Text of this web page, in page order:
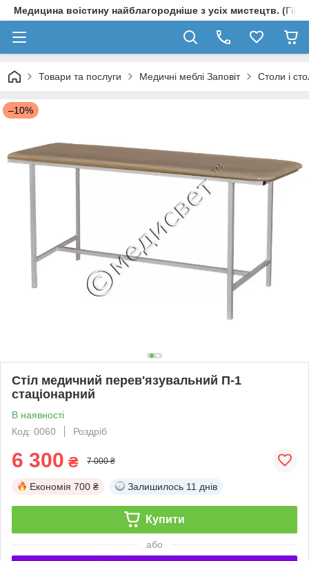
Медицина воістину найблагородніше з усіх мистецтв.
Товари та послуги Медичні меблі Заповіт Столи і
–10%
Стіл медичний перев'язувальний П-1
стаціонарний
В наявності
Код: 0060
Роздріб
6 300 ₴ 7 000 ₴
Економія 700 ₴ Залишилось 11 днів
Купити
або